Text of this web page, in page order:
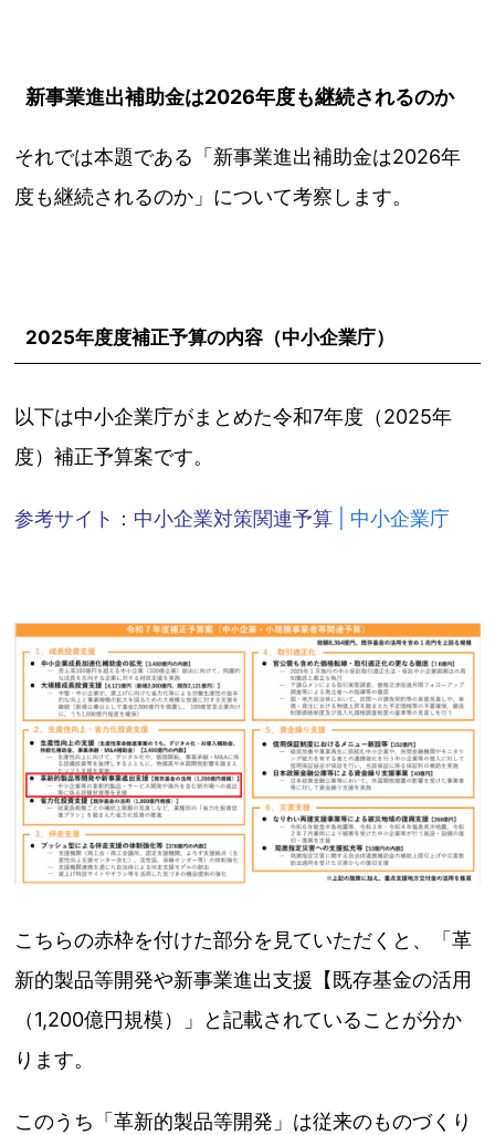
新事業進出補助金は2026年度も継続されるのか
それでは本題である「新事業進出補助金は2026年
度も継続されるのか」について考察します。
2025年度度補正予算の内容（中小企業庁）
以下は中小企業庁がまとめた令和7年度（2025年
度）補正予算案です。
参考サイト： 中小企業対策関連予算 | 中小企業庁
こちらの赤枠を付けた部分を見ていただくと、「革
新的製品等開発や新事業進出支援【既存基金の活用
（1,200億円規模）」と記載されていることが分か
ります。
このうち「革新的製品等開発」は従来のものづくり